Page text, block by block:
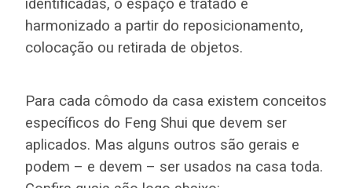
identificadas, o espaço é tratado e
harmonizado a partir do reposicionamento,
colocação ou retirada de objetos.
Para cada cômodo da casa existem conceitos
específicos do Feng Shui que devem ser
aplicados. Mas alguns outros são gerais e
podem – e devem – ser usados na casa toda.